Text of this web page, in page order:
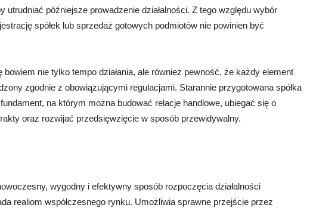
utrudniać późniejsze prowadzenie działalności. Z tego względu wybór
spółek lub sprzedaż gotowych podmiotów nie powinien być
nie tylko tempo działania, ale również pewność, że każdy element
zgodnie z obowiązującymi regulacjami. Starannie przygotowana spółka
na którym można budować relacje handlowe, ubiegać się o
oraz rozwijać przedsięwzięcie w sposób przewidywalny.
wygodny i efektywny sposób rozpoczęcia działalności
realiom współczesnego rynku. Umożliwia sprawne przejście przez